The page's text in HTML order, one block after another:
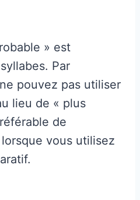
» est
Par
pouvez pas utiliser
lieu de « plus
de
vous utilisez